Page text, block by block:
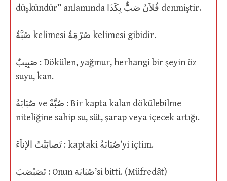
düşkündür” anlamında فُلاَنٌ صَبٌّ بِكَذَا denmiştir.
صُبَّةٌ kelimesi صُرْمَةٌ kelimesi gibidir.
صَبِيبٌ : Dökülen, yağmur, herhangi bir şeyin öz
suyu, kan.
صُبَابَةٌ ve صُبَّةٌ : Bir kapta kalan dökülebilme
niteliğine sahip su, süt, şarap veya içecek artığı.
تَصابَبْتُ الإناَءَ : kaptaki صُبَابَةٌ’yi içtim.
تَصَبْصَبَ : Onun صُبَابَة’si bitti. (Müfredât)